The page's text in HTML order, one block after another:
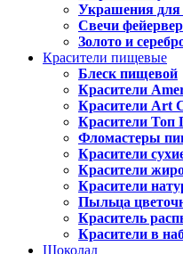
Украшения для
Свечи
Золото и
Красители пищевые
Блеск пищевой
Красители
Красители Art
Красители Топ
Фломастеры
Красители
Красители
Красители
Пыльца
Краситель
Красители в
Шоколад